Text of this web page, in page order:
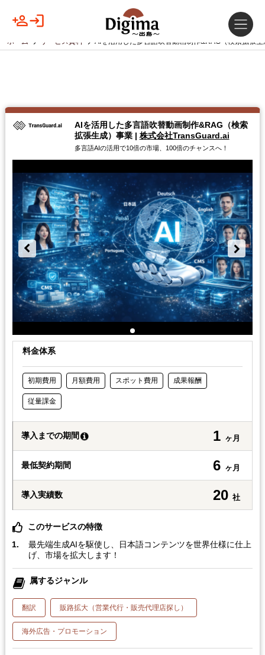
ホーム サービス資料 AIを活用した多言語吹替動画制作&RAG（検索拡張
AIを活用した多言語吹替動画制作&RAG（検索
拡張生成）事業 | 株式会社TransGuard.ai
多言語AIの活用で10倍の市場、100倍のチャンスへ！
料金体系
初期費用 月額費用 スポット費用 成果報酬
従量課金
導入までの期間 1 ヶ月
最低契約期間 6 ヶ月
導入実績数 20 社
このサービスの特徴
最先端生成AIを駆使し、日本語コンテンツを世界仕様に仕上
げ、市場を拡大します！
属するジャンル
翻訳 販路拡大（営業代行・販売代理店探し）
海外広告・プロモーション